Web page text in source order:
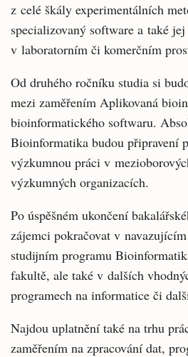
z celé škály experimentálních
specializovaný software a také
v laboratorním či komerčním
Od druhého ročníku studia si
mezi zaměřením Aplikovaná
bioinformatického softwaru.
Bioinformatika budou připravení
výzkumnou práci v
výzkumných organizacích.
Po úspěšném ukončení
zájemci pokračovat v
studijním programu
fakultě, ale také v dalších
programech na informatice či
Najdou uplatnění také na trhu
zaměřením na zpracování dat,